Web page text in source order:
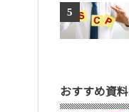
おすすめ資料